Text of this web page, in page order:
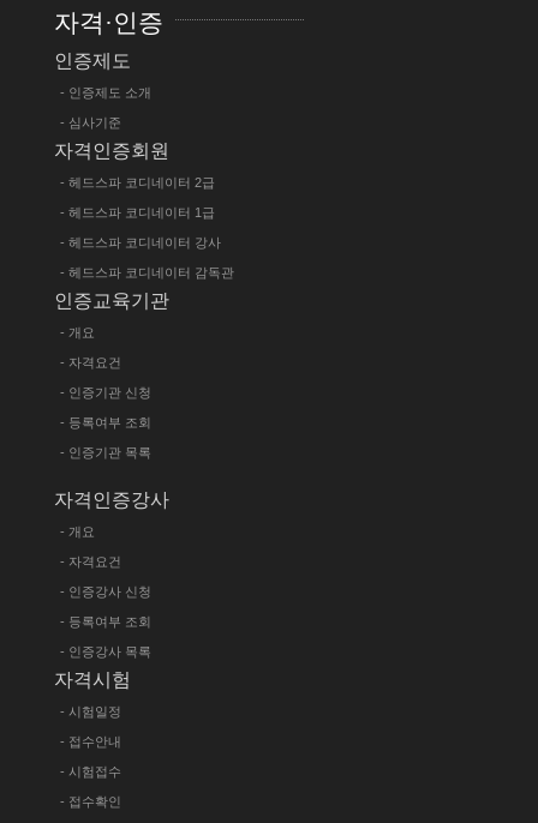
자격·인증
인증제도
- 인증제도 소개
- 심사기준
자격인증회원
- 헤드스파 코디네이터 2급
- 헤드스파 코디네이터 1급
- 헤드스파 코디네이터 강사
- 헤드스파 코디네이터 감독관
인증교육기관
- 개요
- 자격요건
- 인증기관 신청
- 등록여부 조회
- 인증기관 목록
자격인증강사
- 개요
- 자격요건
- 인증강사 신청
- 등록여부 조회
- 인증강사 목록
자격시험
- 시험일정
- 접수안내
- 시험접수
- 접수확인